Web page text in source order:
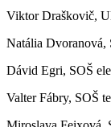
Viktor Draškovič,
Natália Dvoranová,
Dávid Egri, SOŠ
Valter Fábry, SOŠ